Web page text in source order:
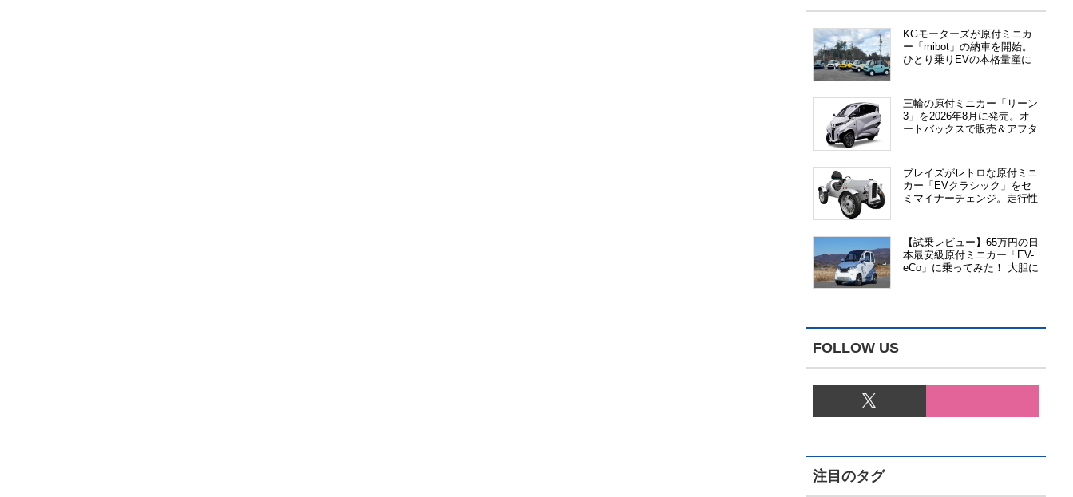
KGモーターズが原付ミニカ
ー「mibot」の納車を開始。
ひとり乗りEVの本格量産に
三輪の原付ミニカー「リーン
3」を2026年8月に発売。オ
ートバックスで販売＆アフタ
ブレイズがレトロな原付ミニ
カー「EVクラシック」をセ
ミマイナーチェンジ。走行性
【試乗レビュー】65万円の日
本最安級原付ミニカー「EV-
eCo」に乗ってみた！ 大胆に
FOLLOW US
注目のタグ